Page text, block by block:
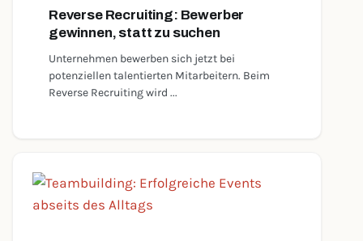
Reverse Recruiting: Bewerber
gewinnen, statt zu suchen
Unternehmen bewerben sich jetzt bei
potenziellen talentierten Mitarbeitern. Beim
Reverse Recruiting wird ...